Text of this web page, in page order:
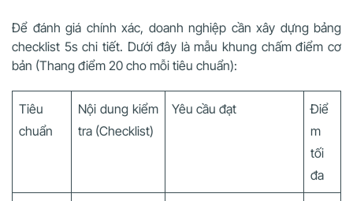
Để đánh giá chính xác, doanh nghiệp cần xây dựng bảng
checklist 5s chi tiết. Dưới đây là mẫu khung chấm điểm cơ
bản (Thang điểm 20 cho mỗi tiêu chuẩn):
Tiêu
chuẩn
Nội dung kiểm
tra (Checklist)
Yêu cầu đạt
Điể
m
tối
đa